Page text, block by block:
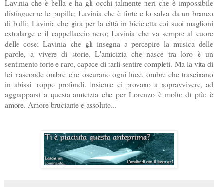
Lavinia che è bella e ha gli occhi talmente neri che è impossibile
distinguerne le pupille; Lavinia che è forte e lo salva da un branco
di bulli; Lavinia che gira per la città in bicicletta coi suoi maglioni
extralarge e il cappellaccio nero; Lavinia che va sempre al cuore
delle cose; Lavinia che gli insegna a percepire la musica delle
parole, a vivere di storie. L'amicizia che nasce tra loro è un
sentimento forte e raro, capace di farli sentire completi. Ma la vita di
lei nasconde ombre che oscurano ogni luce, ombre che trascinano
in abissi troppo profondi. Insieme ci provano a sopravvivere, ad
aggrapparsi a questa amicizia che per Lorenzo è molto di più: è
amore. Amore bruciante e assoluto...